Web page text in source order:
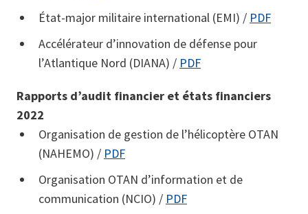
État-major militaire international (EMI) / PDF
Accélérateur d’innovation de défense pour
l’Atlantique Nord (DIANA) / PDF
Rapports d’audit financier et états financiers
2022
Organisation de gestion de l’hélicoptère OTAN
(NAHEMO) / PDF
Organisation OTAN d’information et de
communication (NCIO) / PDF